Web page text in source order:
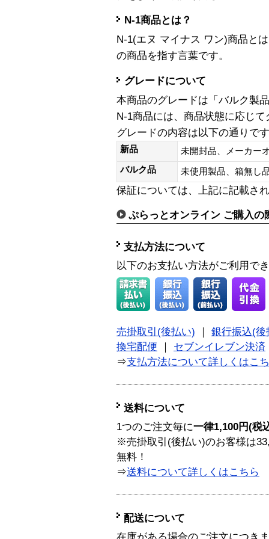
N-1商品とは？
N-1(エヌ マイナス ワン)商品と
の商品を指す言葉です。
グレードについて
本商品のグレードは「バルク製
N-1商品には、商品状態に応じ
グレードの内容は以下の通りで
新品
未開封品、メーカー
バルク品
未使用製品、箱無
保証については、上記に記載さ
ぷらっとオンライン ご購入の
支払方法について
以下のお支払い方法がご利用で
売掛取引(後払い)
銀行振込(後
換宅配便
セブンイレブン決済
⇒支払方法について詳しくはこ
送料について
1つのご注文毎に一律1,100円(税
※売掛取引(後払い)のお客様は
無料！
⇒送料について詳しくはこちら
配送について